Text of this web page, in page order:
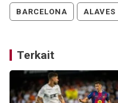
BARCELONA ALAVES
Terkait